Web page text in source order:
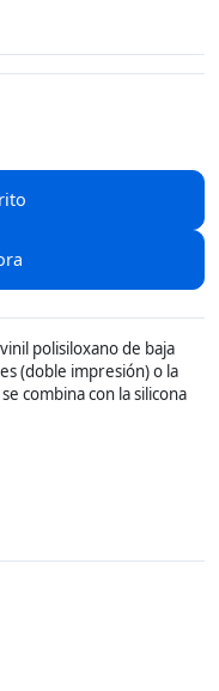
polisiloxano de baja
(doble impresión) o la
combina con la silicona